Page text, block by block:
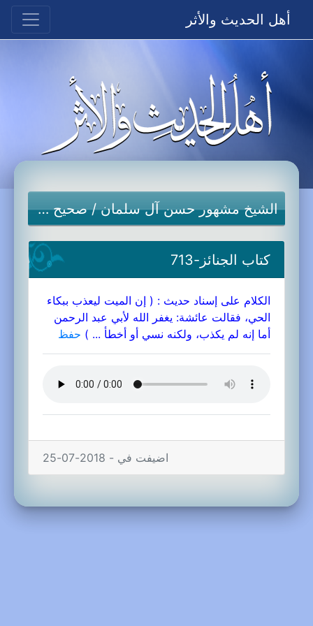
أهل الحديث والأثر
الشيخ مشهور حسن آل سلمان/صحيح مسلم
كتاب الجنائز-713
الكلام على إسناد حديث : ( إن الميت ليعذب ببكاء
الحي، فقالت عائشة: يغفر الله لأبي عبد الرحمن
أما إنه لم يكذب، ولكنه نسي أو أخطأ ... ) حفظ
اضيفت في - 2018-07-25